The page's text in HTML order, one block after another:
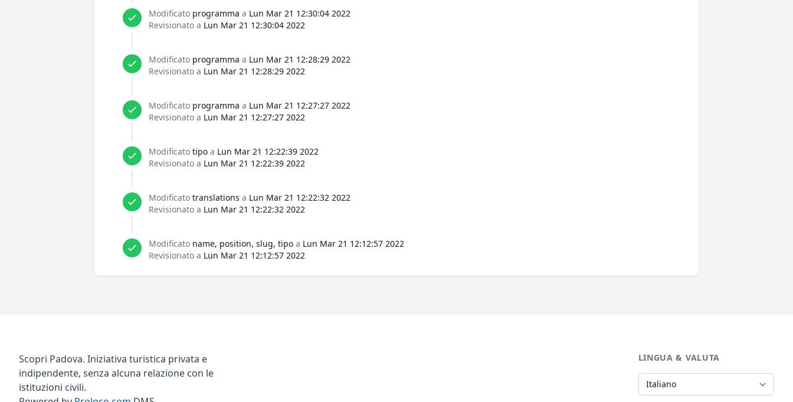
Modificato programma a Lun Mar 21 12:30:04 2022
Revisionato a Lun Mar 21 12:30:04 2022
Modificato programma a Lun Mar 21 12:28:29 2022
Revisionato a Lun Mar 21 12:28:29 2022
Modificato programma a Lun Mar 21 12:27:27 2022
Revisionato a Lun Mar 21 12:27:27 2022
Modificato tipo a Lun Mar 21 12:22:39 2022
Revisionato a Lun Mar 21 12:22:39 2022
Modificato translations a Lun Mar 21 12:22:32 2022
Revisionato a Lun Mar 21 12:22:32 2022
Modificato name, position, slug, tipo a Lun Mar 21 12:12:57 2022
Revisionato a Lun Mar 21 12:12:57 2022
Scopri Padova. Iniziativa turistica privata e
indipendente, senza alcuna relazione con le
istituzioni civili.
LINGUA & VALUTA
Lingua